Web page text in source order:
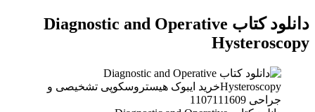
دانلود کتاب Diagnostic and Operative
Hysteroscopy